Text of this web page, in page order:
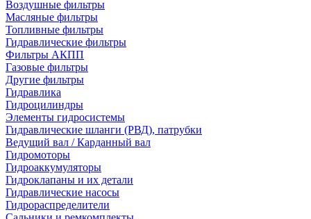
Воздушные фильтры
Масляные фильтры
Топливные фильтры
Гидравлические фильтры
Фильтры АКПП
Газовые фильтры
Другие фильтры
Гидравлика
Гидроцилиндры
Элементы гидросистемы
Гидравлические шланги (РВД), патрубки
Ведущий вал / Карданный вал
Гидромоторы
Гидроаккумуляторы
Гидроклапаны и их детали
Гидравлические насосы
Гидрораспределители